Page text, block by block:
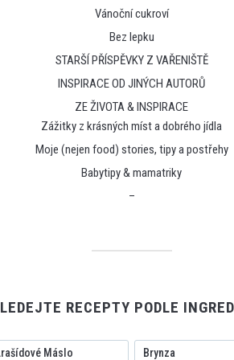
Vánoční cukroví
Bez lepku
STARŠÍ PŘÍSPĚVKY Z VAŘENIŠTĚ
INSPIRACE OD JINÝCH AUTORŮ
ZE ŽIVOTA & INSPIRACE
Zážitky z krásných míst a dobrého jídla
Moje (nejen food) stories, tipy a postřehy
Babytipy & mamatriky
–
RECEPTY PODLE
Máslo Brynza